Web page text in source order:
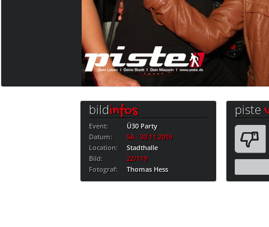
bildinfos
Event:
Ü30 Party
Datum:
SA · 30.11.2019
Location:
Stadthalle
Bild:
22/119
Fotograf:
Thomas Hess
piste